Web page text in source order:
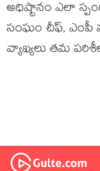
అధిష్టానం ఎలా
సంఘం చీఫ్, ఎంపీ
వ్యాఖ్యలు తమ